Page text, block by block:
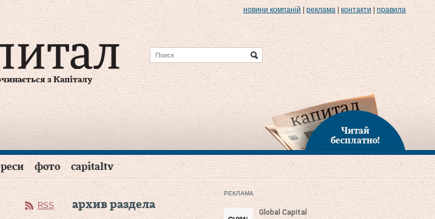
новини компаній реклама контакти правила
з Капіталу
Читай
бесплатно!
фото capitaltv
RSS архив раздела
РЕКЛАМА